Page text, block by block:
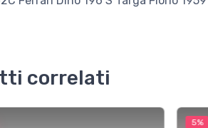
correlati
5%